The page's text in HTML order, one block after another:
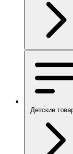
Детские